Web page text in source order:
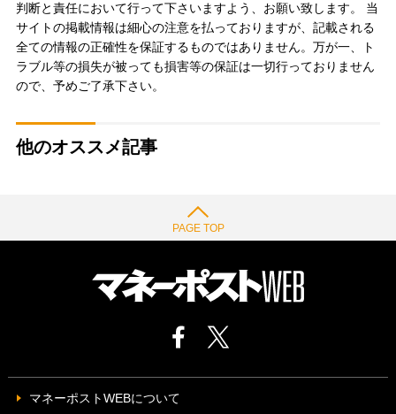
判断と責任において行って下さいますよう、お願い致します。 当
サイトの掲載情報は細心の注意を払っておりますが、記載される
全ての情報の正確性を保証するものではありません。万が一、ト
ラブル等の損失が被っても損害等の保証は一切行っておりません
ので、予めご了承下さい。
他のオススメ記事
PAGE TOP
マネーポストWEBについて